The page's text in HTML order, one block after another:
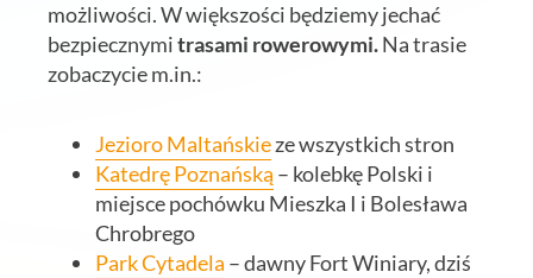
możliwości. W większości będziemy jechać
bezpiecznymitrasami rowerowymi.Na trasie
zobaczycie m.in.:
Jezioro Maltańskieze wszystkich stron
Katedrę Poznańską – kolebkę Polski i
miejsce pochówku Mieszka I i Bolesława
Chrobrego
Park Cytadela – dawny Fort Winiary, dziś